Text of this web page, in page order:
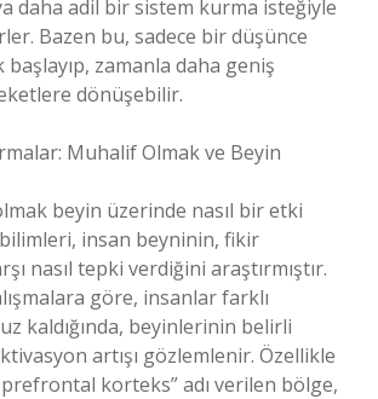
daha adil bir sistem kurma isteğiyle
Bazen bu, sadece bir düşünce
başlayıp, zamanla daha geniş
dönüşebilir.
Muhalif Olmak ve Beyin
beyin üzerinde nasıl bir etki
insan beyninin, fikir
nasıl tepki verdiğini araştırmıştır.
göre, insanlar farklı
kaldığında, beyinlerinin belirli
artışı gözlemlenir. Özellikle
korteks” adı verilen bölge,